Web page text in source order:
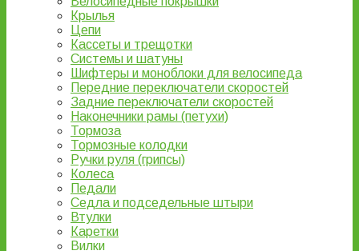
Крылья
Цепи
Кассеты и трещотки
Системы и шатуны
Шифтеры и моноблоки для велосипеда
Передние переключатели скоростей
Задние переключатели скоростей
Наконечники рамы (петухи)
Тормоза
Тормозные колодки
Ручки руля (грипсы)
Колеса
Педали
Седла и подседельные штыри
Втулки
Каретки
Вилки